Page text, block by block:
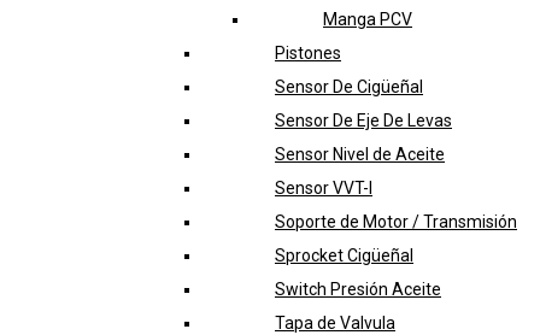
Manga PCV
Pistones
Sensor De Cigüeñal
Sensor De Eje De Levas
Sensor Nivel de Aceite
Sensor VVT-I
Soporte de Motor / Transmisión
Sprocket Cigüeñal
Switch Presión Aceite
Tapa de Valvula